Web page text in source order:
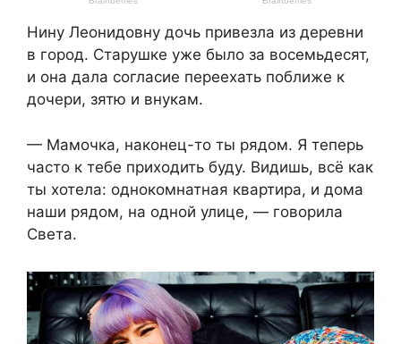
Нину Леонидовну дочь привезла из деревни
в город. Старушке уже было за восемьдесят,
и она дала согласие переехать поближе к
дочери, зятю и внукам.
— Мамочка, наконец-то ты рядом. Я теперь
часто к тебе приходить буду. Видишь, всё как
ты хотела: однокомнатная квартира, и дома
наши рядом, на одной улице, — говорила
Света.